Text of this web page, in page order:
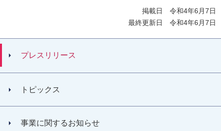
掲載日 令和4年6月7日
最終更新日 令和4年6月7日
プレスリリース
トピックス
事業に関するお知らせ